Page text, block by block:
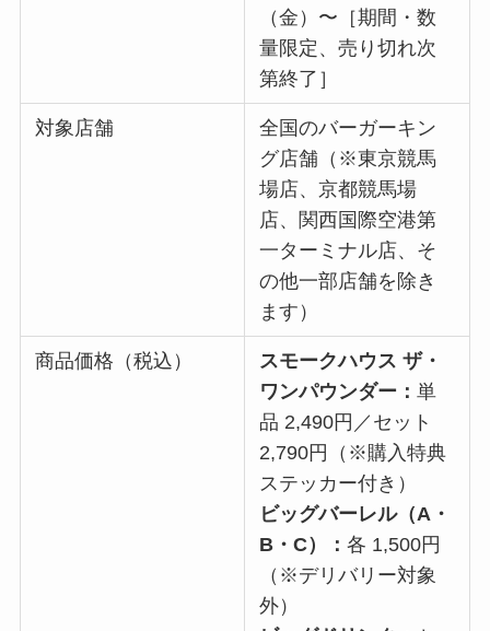
（金）〜［期間・数
量限定、売り切れ次
第終了］
対象店舗
全国のバーガーキン
グ店舗（※東京競馬
場店、京都競馬場
店、関西国際空港第
一ターミナル店、そ
の他一部店舗を除き
ます）
商品価格（税込）
スモークハウス ザ・
ワンパウンダー：単
品 2,490円／セット
2,790円（※購入特典
ステッカー付き）
ビッグバーレル（A・
B・C）：各 1,500円
（※デリバリー対象
外）